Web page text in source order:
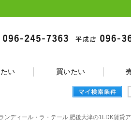
い 買いたい
ンディール・ラ・テール 肥後大津の1LDK賃貸ア